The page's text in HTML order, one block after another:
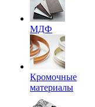
МДФ
Кромочные
материалы